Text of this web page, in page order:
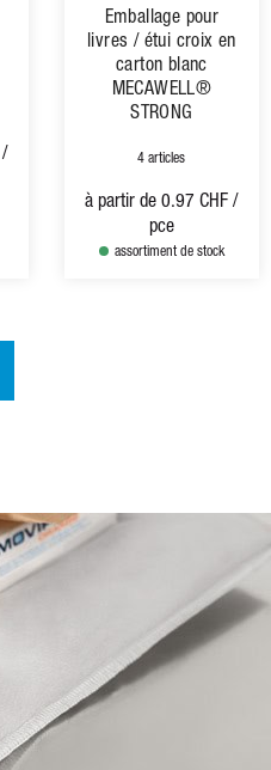
/
Emballage pour
livres / étui croix en
carton blanc
MECAWELL®
STRONG
4 articles
à partir de0.97 CHF /
pce
assortiment de stock